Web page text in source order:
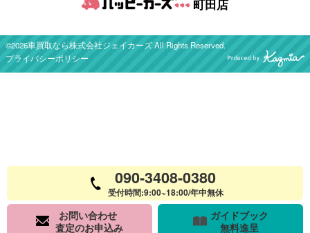
町田店
©2026車買取なら株式会社ジェイカーズ All Rights Reserved.
プライバシーポリシー
090-3408-0380
受付時間:9:00~18:00/年中無休
お問い合わせ
査定のお申込み
ガイドブック
無料進呈